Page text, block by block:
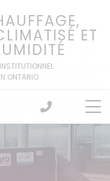
ET
ONTARIO